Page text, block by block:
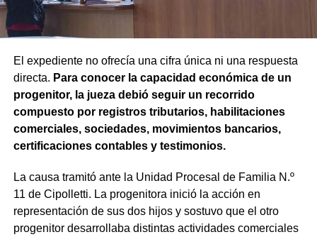
El expediente no ofrecía una cifra única ni una respuesta
directa. Para conocer la capacidad económica de un
progenitor, la jueza debió seguir un recorrido
compuesto por registros tributarios, habilitaciones
comerciales, sociedades, movimientos bancarios,
certificaciones contables y testimonios.
La causa tramitó ante la Unidad Procesal de Familia N.º
11 de Cipolletti. La progenitora inició la acción en
representación de sus dos hijos y sostuvo que el otro
progenitor desarrollaba distintas actividades comerciales